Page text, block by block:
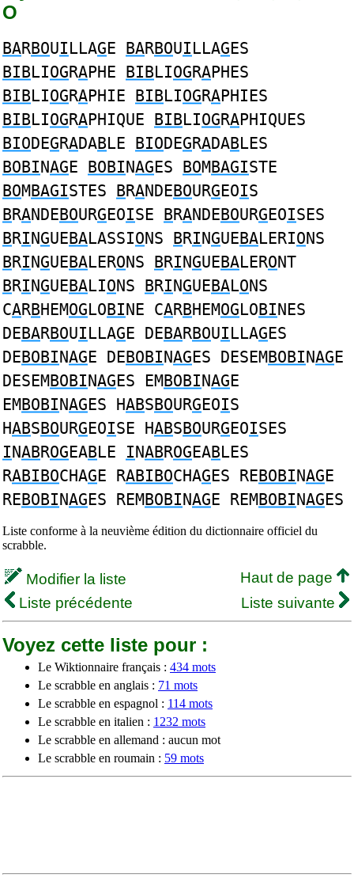
O
BARBOUILLAGE BARBOUILLAGES
BIBLIOGRAPHE BIBLIOGRAPHES
BIBLIOGRAPHIE BIBLIOGRAPHIES
BIBLIOGRAPHIQUE BIBLIOGRAPHIQUES
BIODEGRADABLE BIODEGRADABLES
BOBINAGE BOBINAGES BOMBAGISTE
BOMBAGISTES BRANDEBOURGEOIS
BRANDEBOURGEOISE BRANDEBOURGEOISES
BRINGUEBALASSIONS BRINGUEBALERIONS
BRINGUEBALERONS BRINGUEBALERONT
BRINGUEBALIONS BRINGUEBALONS
CARBHEMOGLOBINE CARBHEMOGLOBINES
DEBARBOUILLAGE DEBARBOUILLAGES
DEBOBINAGE DEBOBINAGES DESEMBOBINAGE
DESEMBOBINAGES EMBOBINAGE
EMBOBINAGES HABSBOURGEOIS
HABSBOURGEOISE HABSBOURGEOISES
INABROGEABLE INABROGEABLES
RABIBOCHAGE RABIBOCHAGES REBOBINAGE
REBOBINAGES REMBOBINAGE REMBOBINAGES
Liste conforme à la neuvième édition du dictionnaire officiel du
scrabble.
Modifier la liste
Haut de page
Liste précédente
Liste suivante
Voyez cette liste pour :
Le Wiktionnaire français : 434 mots
Le scrabble en anglais : 71 mots
Le scrabble en espagnol : 114 mots
Le scrabble en italien : 1232 mots
Le scrabble en allemand : aucun mot
Le scrabble en roumain : 59 mots